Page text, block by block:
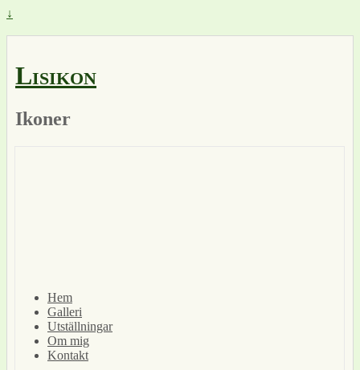
↓
Lisikon
Ikoner
Hem
Galleri
Utställningar
Om mig
Kontakt